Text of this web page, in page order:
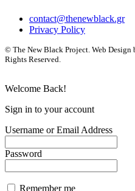
contact@thenewblack.gr
Privacy Policy
© The New Black Project. Web
Rights Reserved.
Welcome Back!
Sign in to your account
Username or Email Address
Password
Remember me